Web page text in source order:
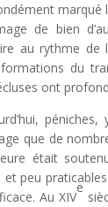
marqué
de bien
au rythme de
du
ont
que de
était
et peu
Au XIV
e